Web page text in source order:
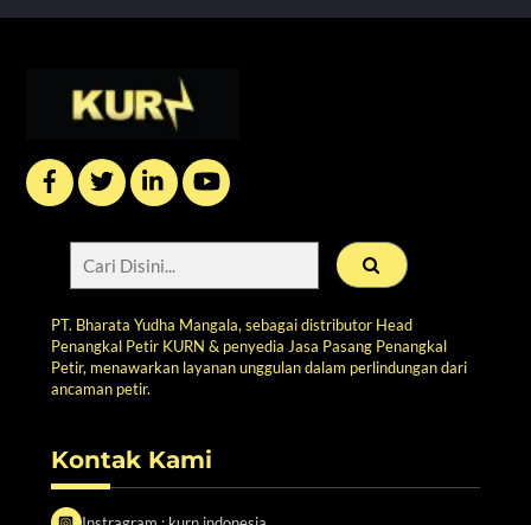
PT. Bharata Yudha Mangala, sebagai distributor Head
Penangkal Petir KURN & penyedia Jasa Pasang Penangkal
Petir, menawarkan layanan unggulan dalam perlindungan dari
ancaman petir.
Kontak Kami